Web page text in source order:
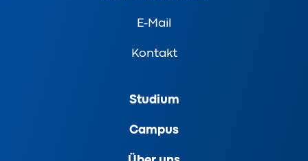
E-Mail
Kontakt
Studium
Campus